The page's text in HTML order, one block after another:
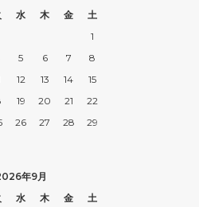
水 木 金
土
1
5 6 7
8
12 13 14
15
19 20 21
22
26 27 28
29
年9月
水 木 金
土